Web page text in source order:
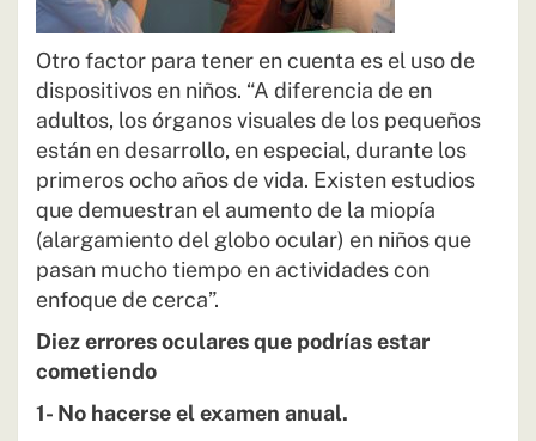
Otro factor para tener en cuenta es el uso de
dispositivos en niños. “A diferencia de en
adultos, los órganos visuales de los pequeños
están en desarrollo, en especial, durante los
primeros ocho años de vida. Existen estudios
que demuestran el aumento de la miopía
(alargamiento del globo ocular) en niños que
pasan mucho tiempo en actividades con
enfoque de cerca”.
Diez errores oculares que podrías estar
cometiendo
1- No hacerse el examen anual.